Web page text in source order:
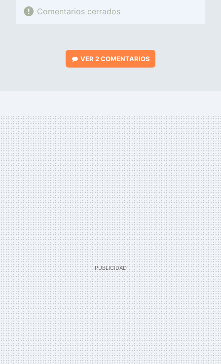
Comentarios cerrados
VER2 COMENTARIOS